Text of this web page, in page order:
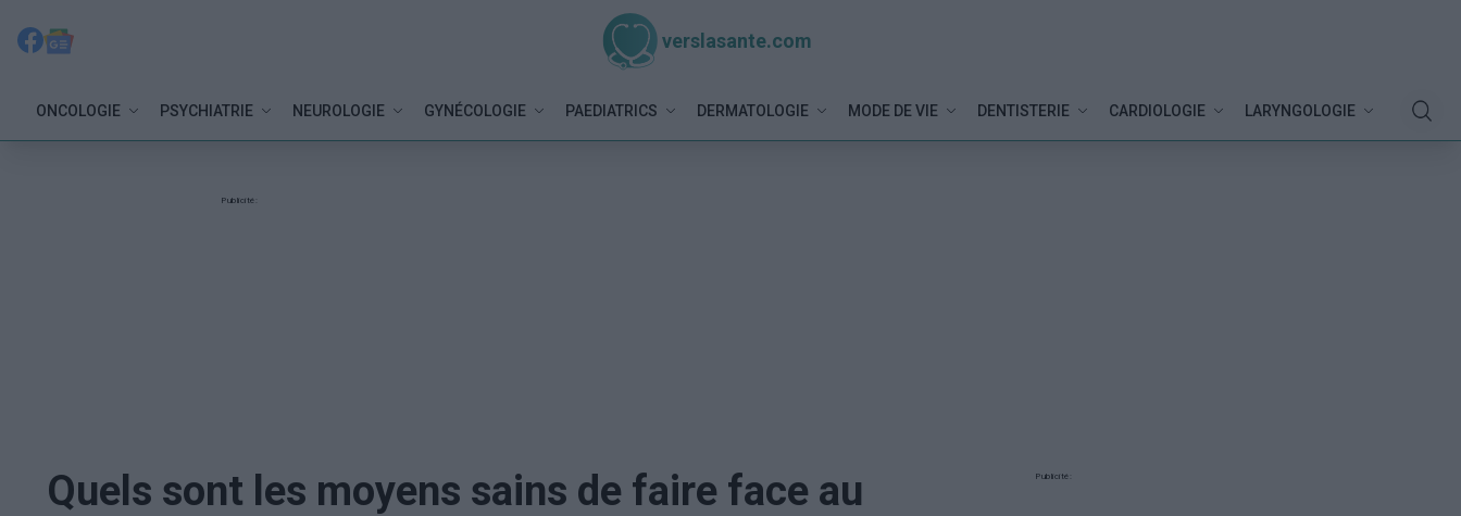
verslasante.com
ONCOLOGIE PSYCHIATRIE NEUROLOGIE GYNÉCOLOGIE PAEDIATRICS DERMATOLOGIE MODE DE VIE DENTISTERIE CARDIOLOGIE LARYNGOLOGIE
Publicité:
Quels sont les moyens sains de faire face au
Publicité: